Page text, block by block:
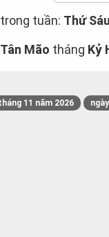
tuần: Thứ Sáu
Tân Mão tháng Kỷ
11 năm 2026